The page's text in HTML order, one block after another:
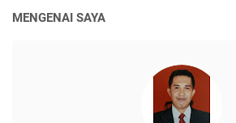
MENGENAI SAYA